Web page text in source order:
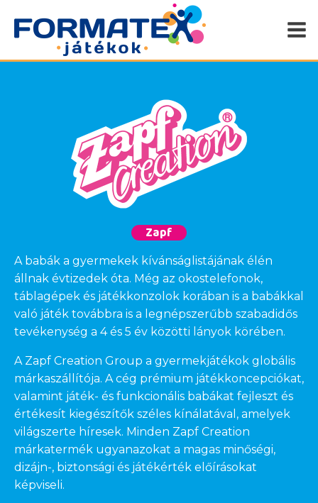
Zapf
A babák a gyermekek kívánságlistájának élén
állnak évtizedek óta. Még az okostelefonok,
táblagépek és játékkonzolok korában is a babákkal
való játék továbbra is a legnépszerűbb szabadidős
tevékenység a 4 és 5 év közötti lányok körében.
A Zapf Creation Group a gyermekjátékok globális
márkaszállítója. A cég prémium játékkoncepciókat,
valamint játék- és funkcionális babákat fejleszt és
értékesít kiegészítők széles kínálatával, amelyek
világszerte híresek. Minden Zapf Creation
márkatermék ugyanazokat a magas minőségi,
dizájn-, biztonsági és játékérték előírásokat
képviseli.